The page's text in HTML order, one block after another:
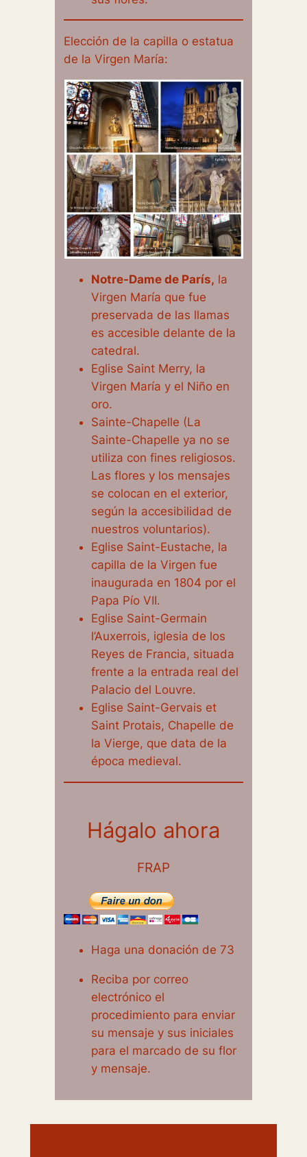
Elección de la capilla o estatua
de la Virgen María:
Notre-Dame de París, la
Virgen María que fue
preservada de las llamas
es accesible delante de la
catedral.
Eglise Saint Merry, la
Virgen María y el Niño en
oro.
Sainte-Chapelle (La
Sainte-Chapelle ya no se
utiliza con fines religiosos.
Las flores y los mensajes
se colocan en el exterior,
según la accesibilidad de
nuestros voluntarios).
Eglise Saint-Eustache, la
capilla de la Virgen fue
inaugurada en 1804 por el
Papa Pío VII.
Eglise Saint-Germain
l’Auxerrois, iglesia de los
Reyes de Francia, situada
frente a la entrada real del
Palacio del Louvre.
Eglise Saint-Gervais et
Saint Protais, Chapelle de
la Vierge, que data de la
época medieval.
Hágalo ahora
FRAP
Haga una donación de 73
Reciba por correo
electrónico el
procedimiento para enviar
su mensaje y sus iniciales
para el marcado de su flor
y mensaje.